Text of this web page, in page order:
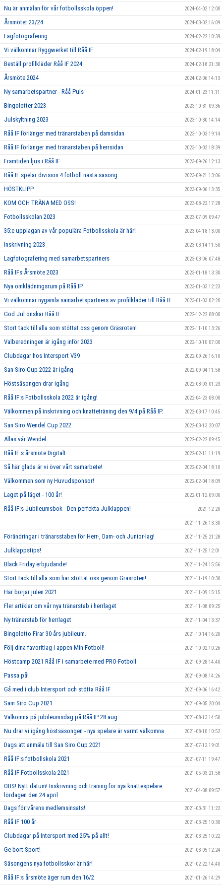
Nu är anmälan för vår fotbollsskola öppen! 2024-04-02 12:00
Årsmötet 23/24 2024-03-02 16:09
Lagfotografering 2024-02-22 10:39
Vi välkomnar Ryggwerket till Råå IF 2024-02-19 18:04
Beställ profilkläder Råå IF 2024 2024-02-18 21:30
Årsmöte 2024 2024-02-06 14:13
Ny samarbetspartner - Råå Puls 2024-01-23 11:11
Bingolotter 2023 2023-10-31 09:36
Julskyltning 2023 2023-10-30 14:14
Råå IF förlänger med tränarstaben på damsidan 2023-10-03 19:14
Råå IF förlänger med tränarstaben på herrsidan 2023-10-02 18:39
Framtiden ljus i Råå IF 2023-09-26 12:13
Råå IF spelar division 4 fotboll nästa säsong 2023-09-21 13:06
HÖSTKLIPP 2023-09-06 13:35
KOM OCH TRÄNA MED OSS! 2023-08-22 17:28
Fotbollsskolan 2023 2023-07-09 09:47
35:e upplagan av vår populära Fotbollsskola är här! 2023-04-18 13:00
Inskrivning 2023 2023-03-14 11:50
Lagfotografering med samarbetspartners 2023-03-06 07:48
Råå IFs Årsmöte 2023 2023-01-18 13:30
Nya omklädningsrum på Råå IP 2023-01-03 12:23
Vi välkomnar nygamla samarbetspartners av profilkläder till Råå IF 2023-01-03 02:20
God Jul önskar Råå IF 2022-12-22 08:00
Stort tack till alla som stöttat oss genom Gräsroten! 2022-11-10 13:26
Valberedningen är igång inför 2023 2022-10-10 07:00
Clubdagar hos Intersport V39 2022-09-26 16:10
San Siro Cup 2022 är igång 2022-09-04 11:58
Höstsäsongen drar igång 2022-08-03 01:23
Råå IF:s Fotbollsskola 2022 är igång! 2022-04-23 08:00
Välkommen på inskrivning och knatteträning den 9/4 på Råå IP. 2022-03-17 10:45
San Siro Wendel Cup 2022 2022-03-13 20:07
Allas vår Wendel 2022-02-22 09:45
Råå IF:s årsmöte Digitalt 2022-02-11 11:19
Så här glada är vi över vårt samarbete! 2022-02-04 18:10
Välkommen som ny Huvudsponsor! 2022-02-04 18:09
Laget på läget - 100 år! 2022-01-12 09:00
Råå IF:s Jubileumsbok - Den perfekta Julklappen! 2021-12-20
2021-11-26 13:30
Förändringar i tränarsstaben för Herr-, Dam- och Junior-lag! 2021-11-25 21:28
Julklappstips! 2021-11-25 12:01
Black Friday erbjudande! 2021-11-24 15:56
Stort tack till alla som har stöttat oss genom Gräsroten! 2021-11-19 10:30
Här börjar julen 2021 2021-11-09 15:15
Fler artiklar om vår nya tränarstab i herrlaget 2021-11-08 09:25
Ny tränarstab för herrlaget 2021-11-04 13:37
Bingolotto Firar 30 års jubileum. 2021-10-14 16:20
Följ dina favoritlag i appen Min Fotboll! 2021-10-02 10:26
Höstcamp 2021 Råå IF i samarbete med PRO-Fotboll 2021-09-28 14:40
Passa på! 2021-09-08 14:26
Gå med i club Intersport och stötta Råå IF 2021-09-06 16:42
Sam Siro Cup 2021 2021-09-05 20:04
Välkomna på jubileumsdag på Råå IP 28 aug 2021-08-13 14:50
Nu drar vi igång höstsäsongen - nya spelare är varmt välkomna 2021-08-10 10:52
Dags att anmäla till San Siro Cup 2021 2021-07-12 19:01
Råå IF:s fotbollskola 2021 2021-07-11 19:47
Råå IF Fotbollsskola 2021 2021-05-03 21:58
OBS! Nytt datum! Inskrivning och träning för nya knattespelare
lördagen den 24 april
2021-04-08 09:57
Dags för vårens medlemsinsats! 2021-03-31 11:22
Råå IF 100 år 2021-03-25 10:30
Clubdagar på Intersport med 25% på allt! 2021-03-25 10:22
Ge bort Sport! 2021-03-05 12:24
Säsongens nya fotbollsskor är här! 2021-02-22 14:40
Råå IF:s årsmöte äger rum den 16/2 2021-01-26 14:29